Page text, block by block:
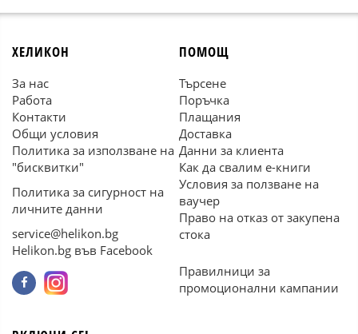
ХЕЛИКОН
За нас
Работа
Контакти
Общи условия
Политика за използване на
"бисквитки"
Политика за сигурност на
личните данни
service@helikon.bg
Helikon.bg във Facebook
ПОМОЩ
Търсене
Поръчка
Плащания
Доставка
Данни за клиента
Как да свалим е-книги
Условия за ползване на
ваучер
Право на отказ от закупена
стока
Правилници за
промоционални кампании